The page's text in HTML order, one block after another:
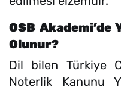
OSB Akademi’de
Olunur?
Dil bilen Türkiye
Noterlik Kanunu